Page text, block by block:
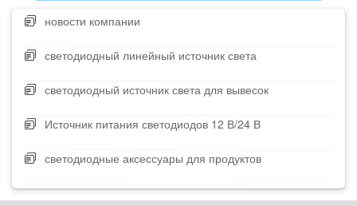
новости компании
светодиодный линейный источник света
светодиодный источник света для вывесок
Источник питания светодиодов 12 В/24 В
светодиодные аксессуары для продуктов